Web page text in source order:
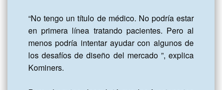
“No tengo un título de médico. No podría estar
en primera línea tratando pacientes. Pero al
menos podría intentar ayudar con algunos de
los desafíos de diseño del mercado ”, explica
Kominers.